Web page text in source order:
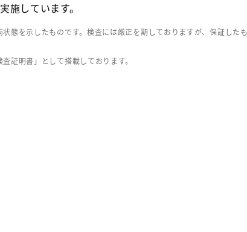
施しています。
態を示したものです。検査には厳正を期しておりますが、保証し
証明書」として搭載しております。